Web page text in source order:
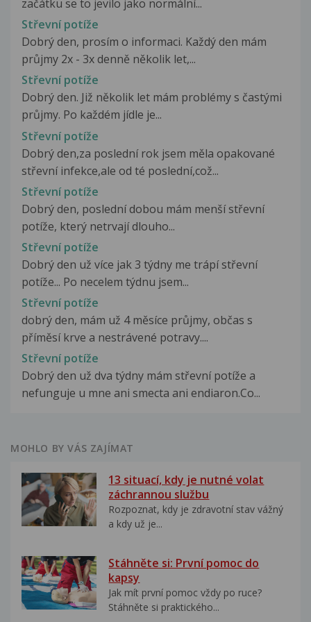
začátku se to jevilo jako normální...
Střevní potíže
Dobrý den, prosím o informaci. Každý den mám
průjmy 2x - 3x denně několik let,...
Střevní potíže
Dobrý den. Již několik let mám problémy s častými
průjmy. Po každém jídle je...
Střevní potíže
Dobrý den,za poslední rok jsem měla opakované
střevní infekce,ale od té poslední,což...
Střevní potíže
Dobrý den, poslední dobou mám menší střevní
potíže, který netrvají dlouho...
Střevní potíže
Dobrý den už více jak 3 týdny me trápí střevní
potíže... Po necelem týdnu jsem...
Střevní potíže
dobrý den, mám už 4 měsíce průjmy, občas s
příměsí krve a nestrávené potravy....
Střevní potíže
Dobrý den už dva týdny mám střevní potíže a
nefunguje u mne ani smecta ani endiaron.Co...
MOHLO BY VÁS ZAJÍMAT
13 situací, kdy je nutné volat
záchrannou službu
Rozpoznat, kdy je zdravotní stav vážný
a kdy už je...
Stáhněte si: První pomoc do
kapsy
Jak mít první pomoc vždy po ruce?
Stáhněte si praktického...